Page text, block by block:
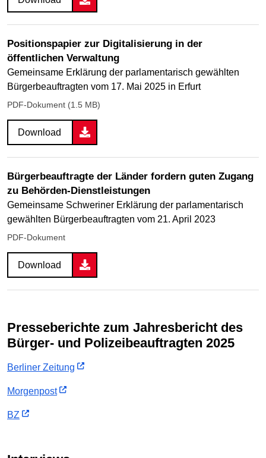
Positionspapier zur Digitalisierung in der
öffentlichen Verwaltung
Gemeinsame Erklärung der parlamentarisch gewählten
Bürgerbeauftragten vom 17. Mai 2025 in Erfurt
PDF-Dokument (1.5 MB)
Download
Bürgerbeauftragte der Länder fordern guten Zugang
zu Behörden-Dienstleistungen
Gemeinsame Schweriner Erklärung der parlamentarisch
gewählten Bürgerbeauftragten vom 21. April 2023
PDF-Dokument
Download
Presseberichte zum Jahresbericht des
Bürger- und Polizeibeauftragten 2025
Berliner Zeitung
Morgenpost
BZ